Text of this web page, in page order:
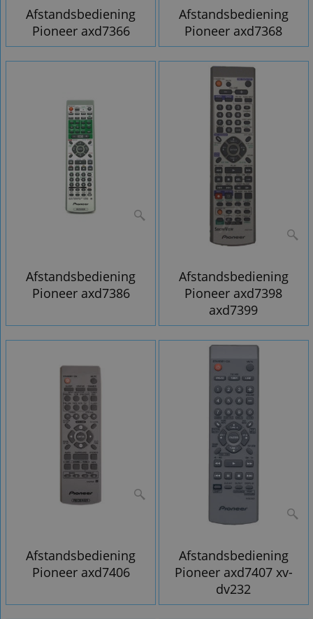
Afstandsbediening
Pioneer axd7366
Afstandsbediening
Pioneer axd7368
Afstandsbediening
Pioneer axd7386
Afstandsbediening
Pioneer axd7398
axd7399
Afstandsbediening
Pioneer axd7406
Afstandsbediening
Pioneer axd7407 xv-
dv232